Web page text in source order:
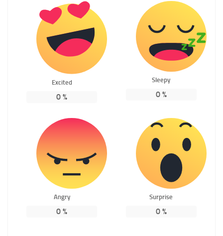
Excited
0 %
Sleepy
0%
Angry
0 %
Surprise
0%